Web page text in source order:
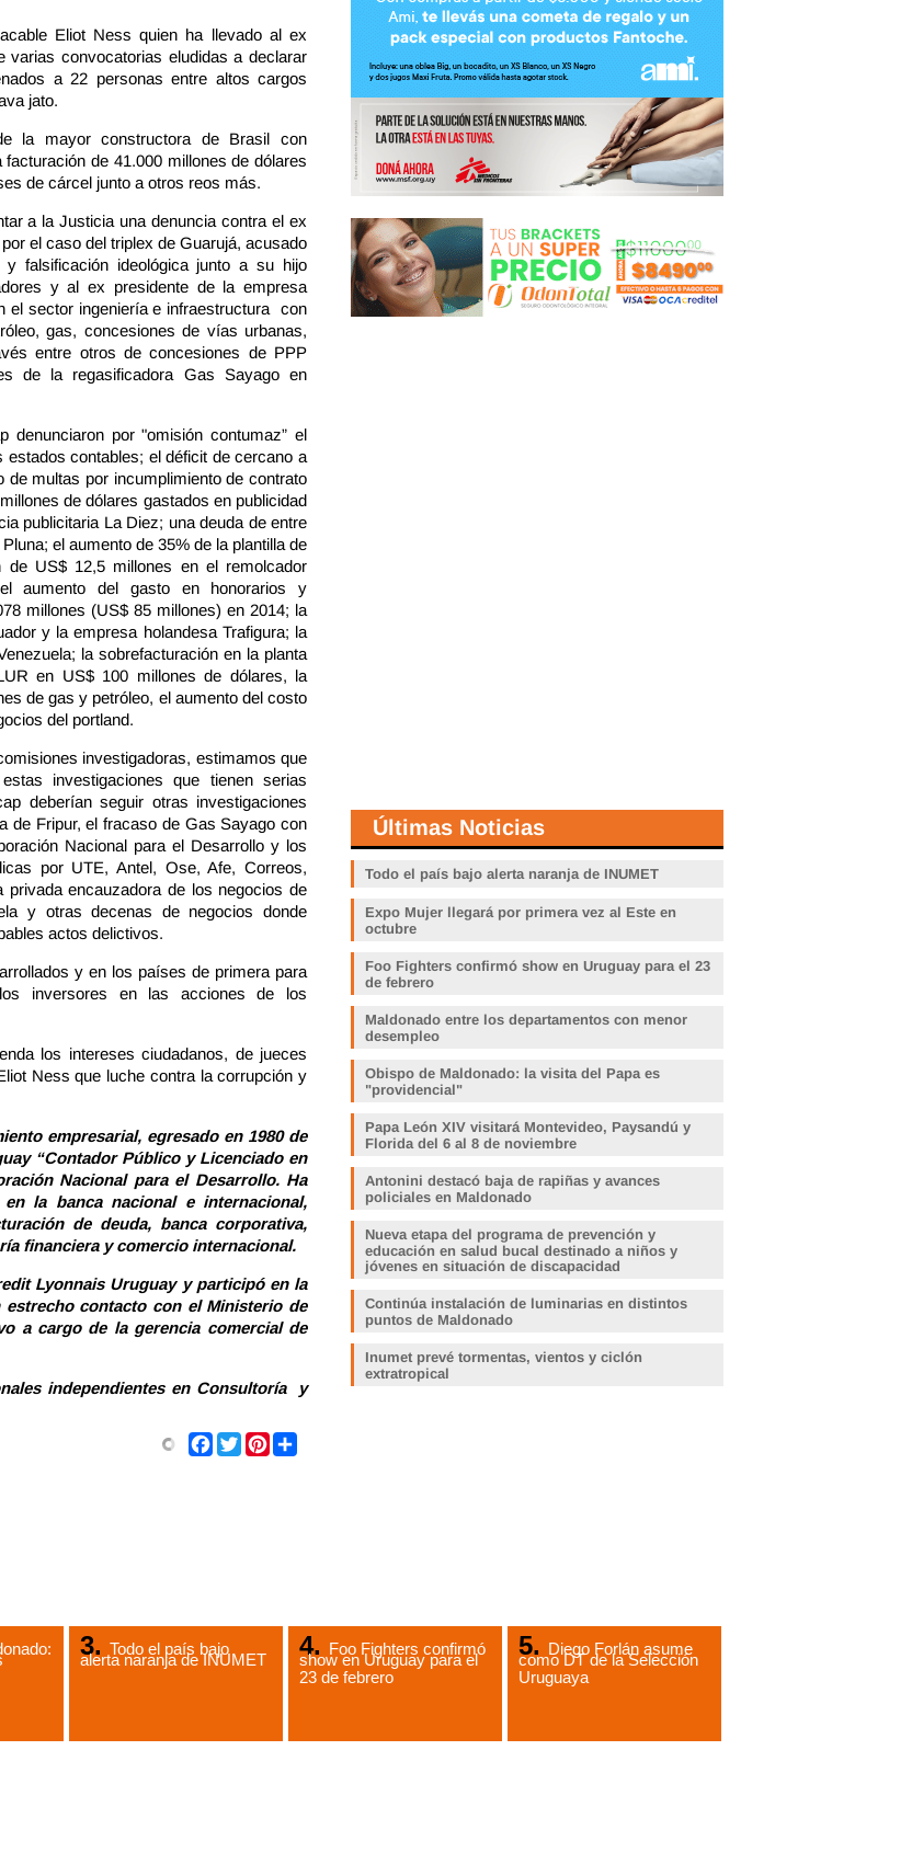
Eliot Ness quien ha llevado al ex
varias convocatorias eludidas a declarar
a 22 personas entre altos cargos
jato.
la mayor constructora de Brasil con
de 41.000 millones de dólares
de cárcel junto a otros reos más.
a la Justicia una denuncia contra el ex
el caso del triplex de Guarujá, acusado
falsificación ideológica junto a su hijo
y al ex presidente de la empresa
el sector ingeniería e infraestructura con
gas, concesiones de vías urbanas,
entre otros de concesiones de PPP
de la regasificadora Gas Sayago en
denunciaron por "omisión contumaz” el
contables; el déficit de cercano a
de multas por incumplimiento de contrato
de dólares gastados en publicidad
publicitaria La Diez; una deuda de entre
el aumento de 35% de la plantilla de
de US$ 12,5 millones en el remolcador
aumento del gasto en honorarios y
millones (US$ 85 millones) en 2014; la
y la empresa holandesa Trafigura; la
la sobrefacturación en la planta
en US$ 100 millones de dólares, la
de gas y petróleo, el aumento del costo
del portland.
investigadoras, estimamos que
investigaciones que tienen serias
deberían seguir otras investigaciones
de Fripur, el fracaso de Gas Sayago con
Nacional para el Desarrollo y los
por UTE, Antel, Ose, Afe, Correos,
privada encauzadora de los negocios de
y otras decenas de negocios donde
actos delictivos.
y en los países de primera para
inversores en las acciones de los
los intereses ciudadanos, de jueces
Ness que luche contra la corrupción y
empresarial, egresado en 1980 de
“Contador Público y Licenciado en
Nacional para el Desarrollo. Ha
la banca nacional e internacional,
de deuda, banca corporativa,
financiera y comercio internacional.
Lyonnais Uruguay y participó en la
contacto con el Ministerio de
a cargo de la gerencia comercial de
independientes en Consultoría y
Facebook
TwitterPinterest
Últimas Noticias
Todo el país bajo alerta naranja de INUMET
Expo Mujer llegará por primera vez al Este en
octubre
Foo Fighters confirmó show en Uruguay para el 23
de febrero
Maldonado entre los departamentos con menor
desempleo
Obispo de Maldonado: la visita del Papa es
"providencial"
Papa León XIV visitará Montevideo, Paysandú y
Florida del 6 al 8 de noviembre
Antonini destacó baja de rapiñas y avances
policiales en Maldonado
Nueva etapa del programa de prevención y
educación en salud bucal destinado a niños y
jóvenes en situación de discapacidad
Continúa instalación de luminarias en distintos
puntos de Maldonado
Inumet prevé tormentas, vientos y ciclón
extratropical
Todo el país bajo
alerta naranja de INUMET
Foo Fighters confirmó
show en Uruguay para el
23 de febrero
Diego Forlán asume
como DT de la Selección
Uruguaya